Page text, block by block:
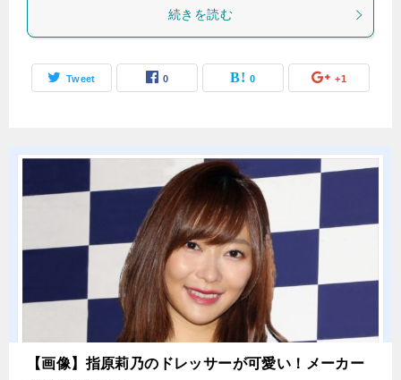
続きを読む
Tweet 0 0 +1
【画像】指原莉乃のドレッサーが可愛い！メーカー